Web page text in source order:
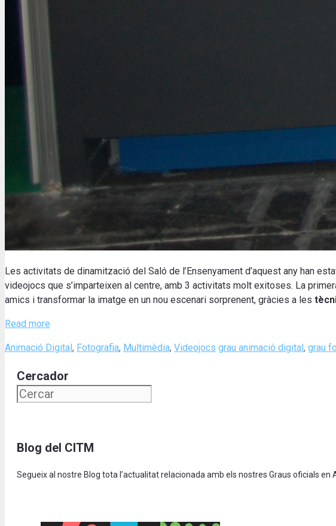
Les activitats de dinamització del Saló de l’Ensenyament d’aquest any han
videojocs que s’imparteixen al centre, amb 3 activitats molt exitoses. La
amics i transformar la imatge en un nou escenari sorprenent, gràcies a les
Read more
Categories
Animació Digital, Fotografia, Multimèdia, Videojocs Tags
grau animació digital, grau
Cercador
Blog del CITM
Segueix al nostre Blog tota l’actualitat relacionada amb els nostres Graus oficials en